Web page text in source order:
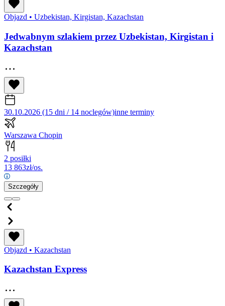
Objazd • Uzbekistan, Kirgistan, Kazachstan
Jedwabnym szlakiem przez Uzbekistan, Kirgistan i
Kazachstan
30.10.2026 (15 dni / 14 noclegów)inne terminy
Warszawa Chopin
2 posiłki
13 863zł/os.
Szczegóły
Objazd • Kazachstan
Kazachstan Express